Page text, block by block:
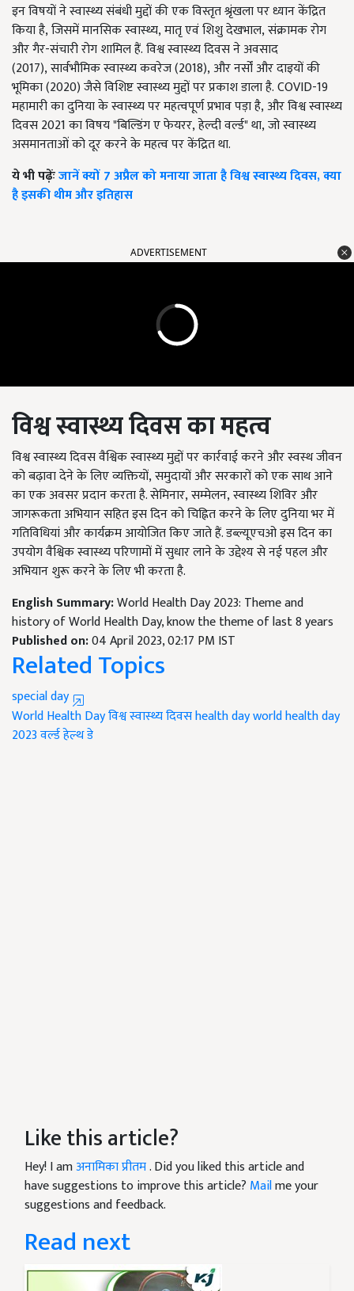
इन विषयों ने स्वास्थ्य संबंधी मुद्दों की एक विस्तृत श्रृंखला पर ध्यान केंद्रित
किया है,जिसमें मानसिक स्वास्थ्य,मातृ एवं शिशु देखभाल,संक्रामक रोग
और गैर-संचारी रोग शामिल हैं.विश्व स्वास्थ्य दिवस ने अवसाद
(2017),सार्वभौमिक स्वास्थ्य कवरेज (2018),और नर्सों और दाइयों की
भूमिका (2020) जैसे विशिष्ट स्वास्थ्य मुद्दों पर प्रकाश डाला है.COVID-19
महामारी का दुनिया के स्वास्थ्य पर महत्वपूर्ण प्रभाव पड़ा है,और विश्व स्वास्थ्य
दिवस 2021 का विषय "बिल्डिंग ए फेयरर,हेल्दी वर्ल्ड" था,जो स्वास्थ्य
असमानताओं को दूर करने के महत्व पर केंद्रित था.
ये भी पढ़ेंःजानें क्यों 7 अप्रैल को मनाया जाता है विश्व स्वास्थ्य दिवस, क्या
है इसकी थीम और इतिहास
ADVERTISEMENT
विश्व स्वास्थ्य दिवस का महत्व
विश्व स्वास्थ्य दिवस वैश्विक स्वास्थ्य मुद्दों पर कार्रवाई करने और स्वस्थ जीवन
को बढ़ावा देने के लिए व्यक्तियों,समुदायों और सरकारों को एक साथ आने
का एक अवसर प्रदान करता है. सेमिनार,सम्मेलन,स्वास्थ्य शिविर और
जागरूकता अभियान सहित इस दिन को चिह्नित करने के लिए दुनिया भर में
गतिविधियां और कार्यक्रम आयोजित किए जाते हैं. डब्ल्यूएचओ इस दिन का
उपयोग वैश्विक स्वास्थ्य परिणामों में सुधार लाने के उद्देश्य से नई पहल और
अभियान शुरू करने के लिए भी करता है.
English Summary:World Health Day 2023: Theme and
history of World Health Day, know the theme of last 8 years
Published on:04 April 2023, 02:17 PM IST
Related Topics
special day
World Health Dayविश्व स्वास्थ्य दिवसhealth dayworld health day
2023वर्ल्ड हेल्थ डे
Like this article?
Hey! I amअनामिका प्रीतम. Did you liked this article and
have suggestions to improve this article? Mailme your
suggestions and feedback.
Read next